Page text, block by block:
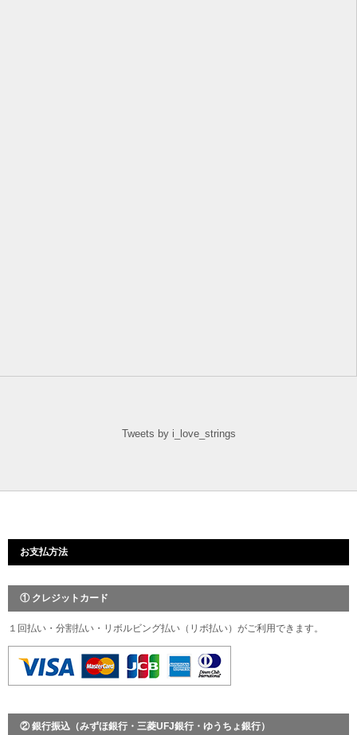
Tweets by i_love_strings
お支払方法
① クレジットカード
１回払い・分割払い・リボルビング払い（リボ払い）がご利用できます。
② 銀行振込（みずほ銀行・三菱UFJ銀行・ゆうちょ銀行）